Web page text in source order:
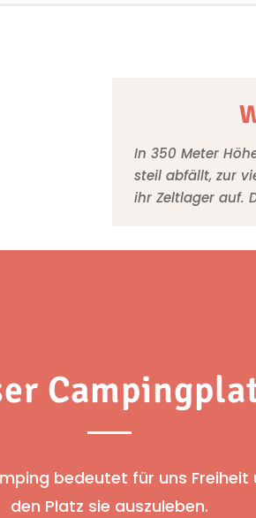
In 350 Meter
steil abfällt, zur
ihr Zeltlager auf.
bedeutet für uns Freiheit
den Platz sie auszuleben.